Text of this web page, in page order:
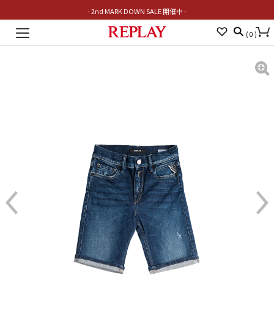
- 2nd MARK DOWN SALE 開催中 -
Toggle
( 0 )